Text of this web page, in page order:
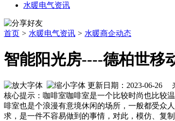
水暖电气资讯
首页 > 水暖电气资讯 > 水暖商企动态
智能阳光房----德柏世移
更新日期：2023-06-26
核心提示：咖啡室咖啡室是一个比较时尚也比较
啡室也是个浪漫有意境休闲的场所，一般都受众
求，是一件不容易做到的事情，对此，模仿、复